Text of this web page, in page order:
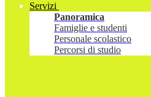
Servizi
Panoramica
Famiglie e studenti
Personale scolastico
Percorsi di studio